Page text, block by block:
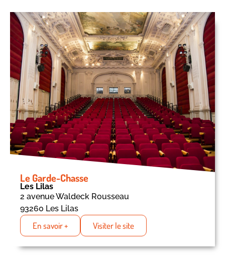
Le Garde-Chasse
Les Lilas
2 avenue Waldeck Rousseau
93260 Les Lilas
En savoir + Visiter le site